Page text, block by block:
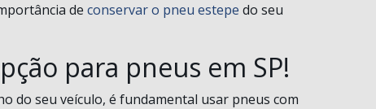
de conservar o pneu estepe do seu
para pneus em SP!
do seu veículo, é fundamental usar pneus com